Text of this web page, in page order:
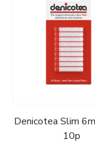
Denicotea Slim
10p